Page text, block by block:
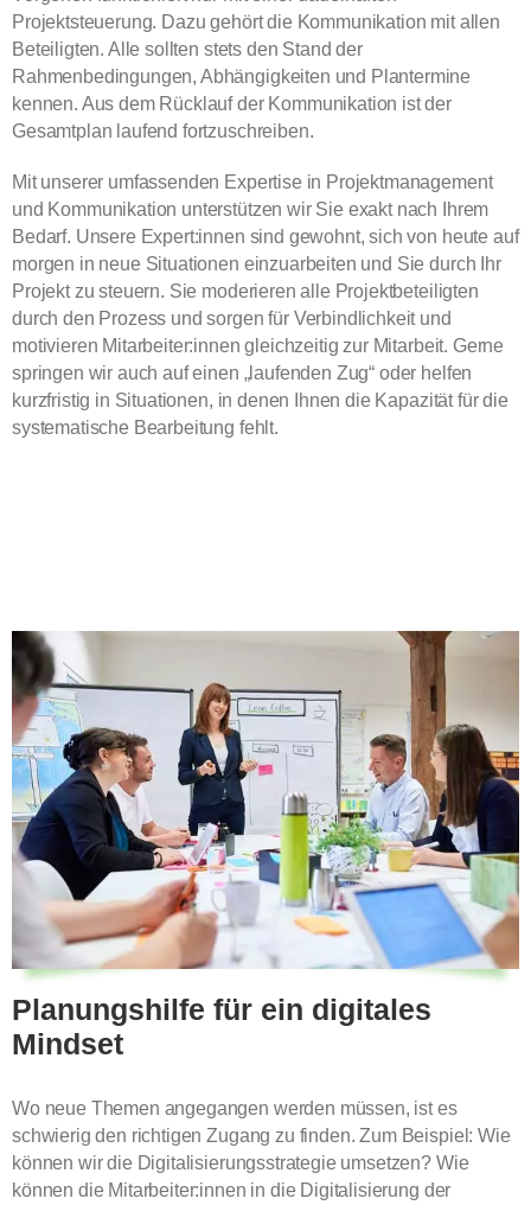
Projektsteuerung. Dazu gehört die Kommunikation mit allen
Beteiligten. Alle sollten stets den Stand der
Rahmenbedingungen, Abhängigkeiten und Plantermine
kennen. Aus dem Rücklauf der Kommunikation ist der
Gesamtplan laufend fortzuschreiben.
Mit unserer umfassenden Expertise in Projektmanagement
und Kommunikation unterstützen wir Sie exakt nach Ihrem
Bedarf. Unsere Expert:innen sind gewohnt, sich von heute auf
morgen in neue Situationen einzuarbeiten und Sie durch Ihr
Projekt zu steuern. Sie moderieren alle Projektbeteiligten
durch den Prozess und sorgen für Verbindlichkeit und
motivieren Mitarbeiter:innen gleichzeitig zur Mitarbeit. Gerne
springen wir auch auf einen „laufenden Zug“ oder helfen
kurzfristig in Situationen, in denen Ihnen die Kapazität für die
systematische Bearbeitung fehlt.
Planungshilfe für ein digitales
Mindset
Wo neue Themen angegangen werden müssen, ist es
schwierig den richtigen Zugang zu finden. Zum Beispiel: Wie
können wir die Digitalisierungsstrategie umsetzen? Wie
können die Mitarbeiter:innen in die Digitalisierung der